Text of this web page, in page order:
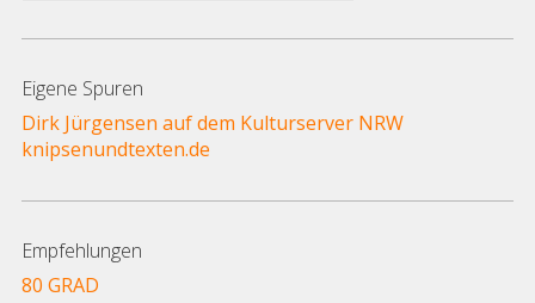
Themen
Eigene Spuren
Dirk Jürgensen auf dem Kulturserver NRW
knipsenundtexten.de
Empfehlungen
80 GRAD